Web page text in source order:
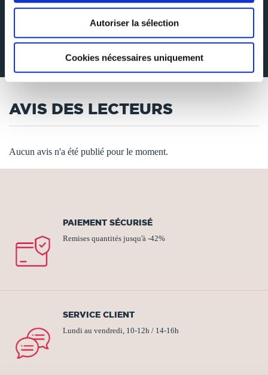
Autoriser la sélection
Cookies nécessaires uniquement
Découvrez le secret d'une relation harmonieuse et épanouissante avec votre
chiot plein d'énergie ou que vous souhaitiez approfondir le lien avec un
AVIS DES LECTEURS
Aucun avis n'a été publié pour le moment.
PAIEMENT SÉCURISÉ
Remises quantités jusqu'à -42%
SERVICE CLIENT
Lundi au vendredi, 10-12h / 14-16h